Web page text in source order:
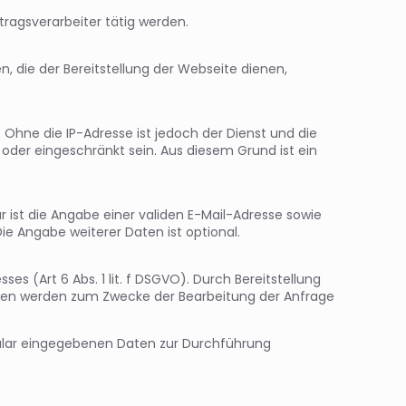
tätig werden.
die der Bereitstellung der Webseite dienen,
die IP-Adresse ist jedoch der Dienst und die
eingeschränkt sein. Aus diesem Grund ist ein
die Angabe einer validen E-Mail-Adresse sowie
Angabe weiterer Daten ist optional.
(Art 6 Abs. 1 lit. f DSGVO). Durch Bereitstellung
werden zum Zwecke der Bearbeitung der Anfrage
eingegebenen Daten zur Durchführung